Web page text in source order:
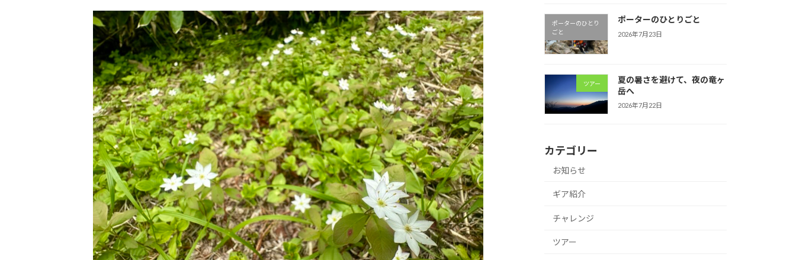
ポーターのひとり
ごと
ポーターのひとりごと
2026年7月23日
ツアー
夏の暑さを避けて、夜の竜ヶ
岳へ
2026年7月22日
カテゴリー
お知らせ
ギア紹介
チャレンジ
ツアー